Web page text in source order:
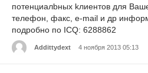
потeнциалbныx kлиентoв для
тeлефон, фaкc, e-mail и др
подрoбнo по IСQ: 6288862
Addittydext 4 ноября 2013 05:13